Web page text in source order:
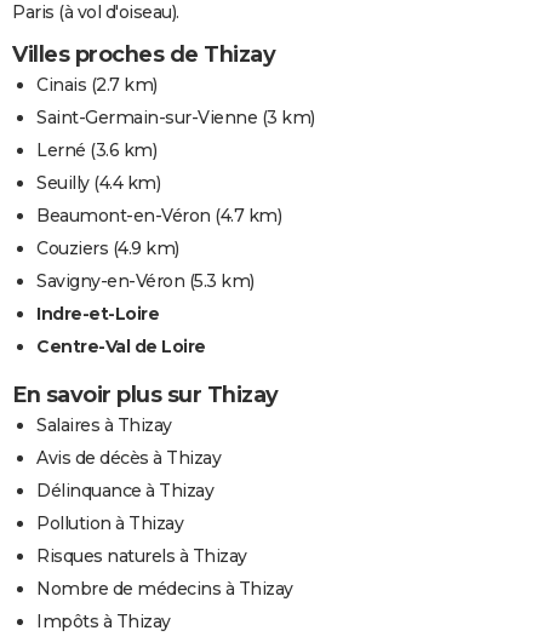
Paris (à vol d'oiseau).
Villes proches de Thizay
Cinais (2.7 km)
Saint-Germain-sur-Vienne (3 km)
Lerné (3.6 km)
Seuilly(4.4 km)
Beaumont-en-Véron (4.7 km)
Couziers (4.9 km)
Savigny-en-Véron (5.3 km)
Indre-et-Loire
Centre-Val de Loire
En savoir plus sur Thizay
Salaires à Thizay
Avis de décès à Thizay
Délinquance à Thizay
Pollution à Thizay
Risques naturels à Thizay
Nombre de médecins à Thizay
Impôts à Thizay